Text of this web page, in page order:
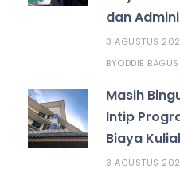
dan
3 AGUSTUS
BYODDIE
Masih
Intip
Biaya
3 AGUSTUS